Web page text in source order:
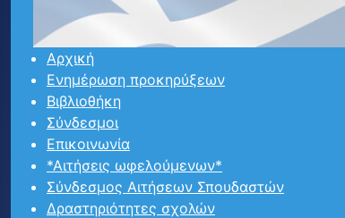
Αρχική
Ενημέρωση προκηρύξεων
Βιβλιοθήκη
Σύνδεσμοι
Επικοινωνία
*Αιτήσεις ωφελούμενων*
Σύνδεσμος Αιτήσεων Σπουδαστών
Δραστηριότητες σχολών